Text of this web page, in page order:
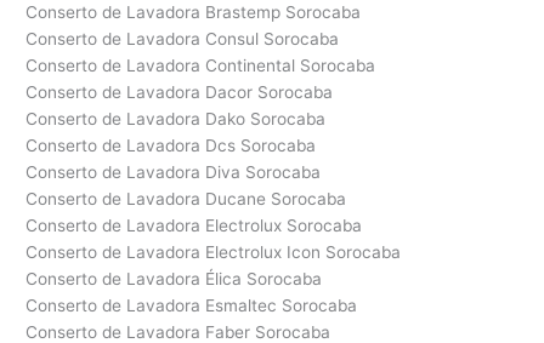
Conserto de Lavadora Brastemp Sorocaba
Conserto de Lavadora Consul Sorocaba
Conserto de Lavadora Continental Sorocaba
Conserto de Lavadora Dacor Sorocaba
Conserto de Lavadora Dako Sorocaba
Conserto de Lavadora Dcs Sorocaba
Conserto de Lavadora Diva Sorocaba
Conserto de Lavadora Ducane Sorocaba
Conserto de Lavadora Electrolux Sorocaba
Conserto de Lavadora Electrolux Icon Sorocaba
Conserto de Lavadora Élica Sorocaba
Conserto de Lavadora Esmaltec Sorocaba
Conserto de Lavadora Faber Sorocaba